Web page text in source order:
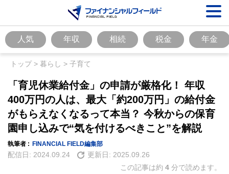
人気 年収 相続 税金 年金
トップ> 暮らし > 子育て
「育児休業給付金」の申請が厳格化！ 年収
400万円の人は、最大「約200万円」の給付金
がもらえなくなるって本当？ 今秋からの保育
園申し込みで“気を付けるべきこと”を解説
執筆者 : FINANCIAL FIELD編集部
配信日: 2024.09.24 更新日: 2025.09.26
この記事は約 4 分で読めます。